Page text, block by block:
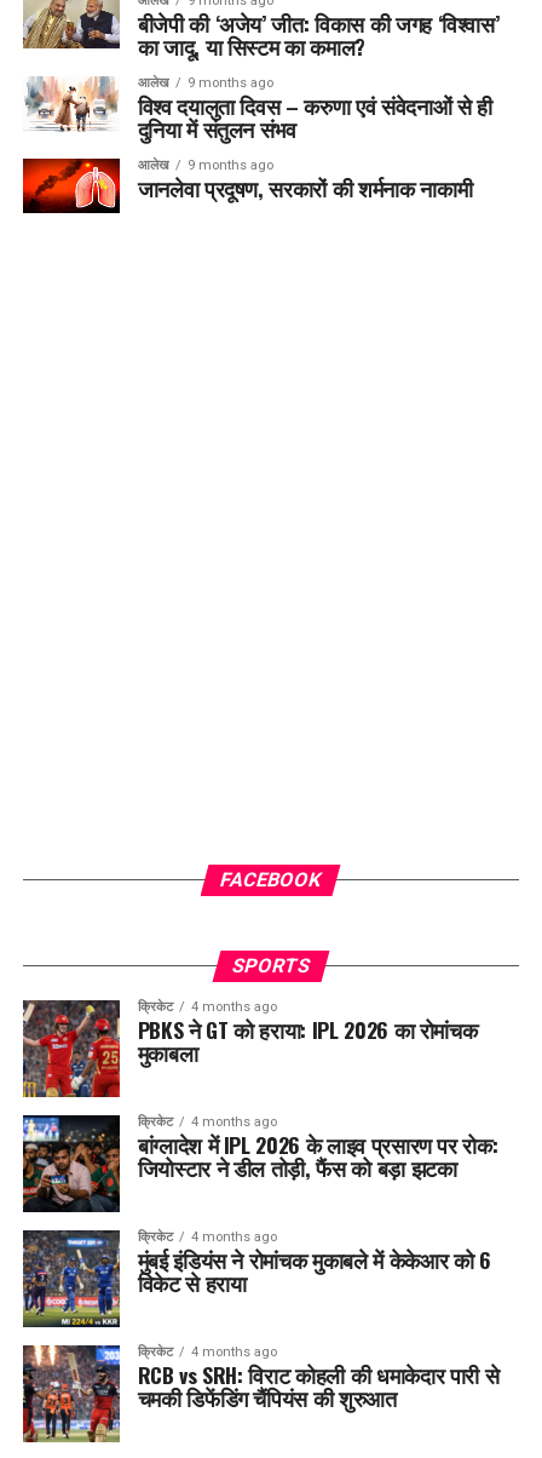
बीजेपी की ‘अजेय’ जीत: विकास की जगह ‘विश्वास’
का जादू, या सिस्टम का कमाल?
आलेख 9 months ago
विश्व दयालुता दिवस – करुणा एवं संवेदनाओं से ही
दुनिया में संतुलन संभव
आलेख 9 months ago
जानलेवा प्रदूषण, सरकारों की शर्मनाक नाकामी
FACEBOOK
SPORTS
क्रिकेट 4 months ago
PBKS ने GT को हराया: IPL 2026 का रोमांचक
मुकाबला
क्रिकेट 4 months ago
बांग्लादेश में IPL 2026 के लाइव प्रसारण पर रोक:
जियोस्टार ने डील तोड़ी, फैंस को बड़ा झटका
क्रिकेट 4 months ago
मुंबई इंडियंस ने रोमांचक मुकाबले में केकेआर को 6
विकेट से हराया
क्रिकेट 4 months ago
RCB vs SRH: विराट कोहली की धमाकेदार पारी से
चमकी डिफेंडिंग चैंपियंस की शुरुआत